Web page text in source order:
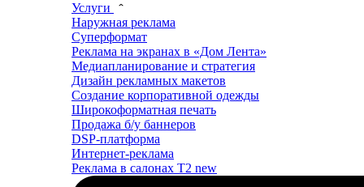
Услуги
Наружная реклама
Суперформат
Реклама на экранах в «Дом Лента»
Медиапланирование и стратегия
Дизайн рекламных макетов
Создание корпоративной одежды
Широкоформатная печать
Продажа б/у баннеров
DSP-платформа
Интернет-реклама
Реклама в салонах T2 new